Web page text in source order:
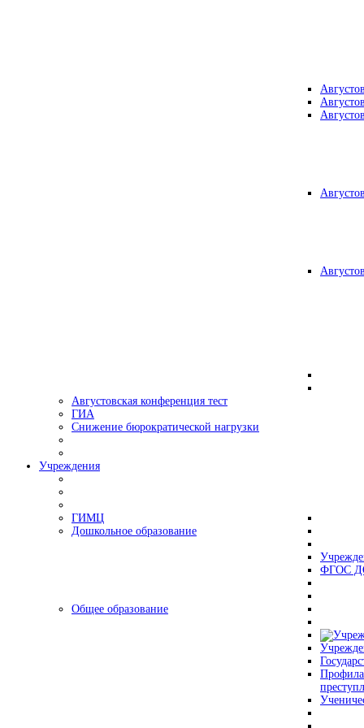
Августовская конференция тест
ГИА
Снижение бюрократической нагрузки
Учреждения
ГИМЦ
Дошкольное образование
ФГОС
Общее образование